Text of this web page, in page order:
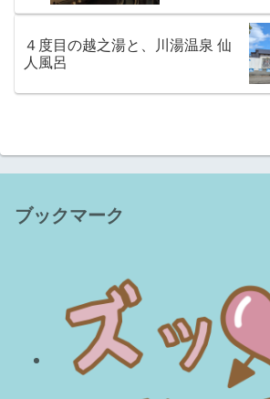
４度目の越之湯と、川湯温泉 仙
人風呂
ブックマーク